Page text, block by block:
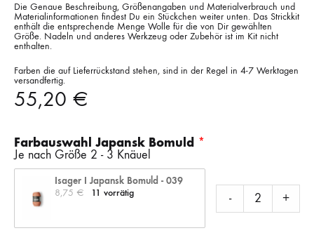
Die Genaue Beschreibung, Größenangaben und Materialverbrauch und
Materialinformationen findest Du ein Stückchen weiter unten. Das Strickkit
enthält die entsprechende Menge Wolle für die von Dir gewählten
Größe. Nadeln und anderes Werkzeug oder Zubehör ist im Kit nicht
enthalten.
Farben die auf Lieferrückstand stehen, sind in der Regel in 4-7 Werktagen
versandfertig.
55,20 €
Farbauswahl Japansk Bomuld
Je nach Größe 2 - 3 Knäuel
Isager I Japansk Bomuld - 039
8,75 € 11 vorrätig - +